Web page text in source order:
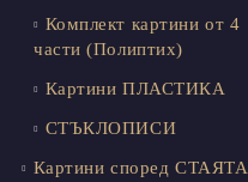
Комплект картини от 4
части (Полиптих)
Картини ПЛАСТИКА
СТЪКЛОПИСИ
Картини според СТАЯТА